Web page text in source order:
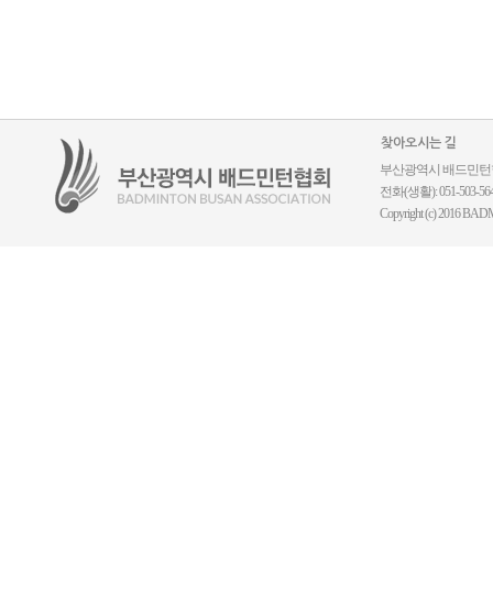
찾아오시는 길
부산광역시 배드민턴
전화(생활): 051-503-
Copyright (c) 2016